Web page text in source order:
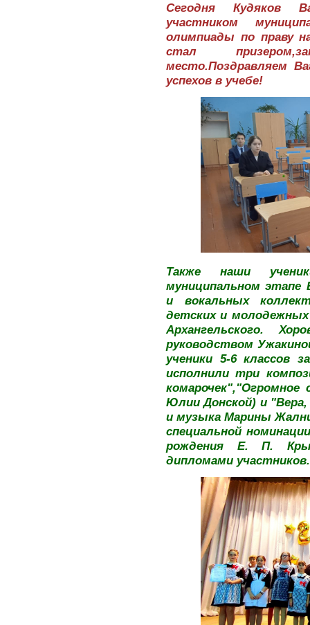
Сегодня Кудяков
участником
олимпиады по праву
стал
место.Поздравляем
успехов в учебе!
Также наши
муниципальном этапе
и вокальных
детских и
Архангельского.
руководством
ученики 5-6 классов
исполнили три
комарочек","Огромное
Юлии Донской) и
и музыка Марины
специальной
рождения Е. П.
дипломами участников.